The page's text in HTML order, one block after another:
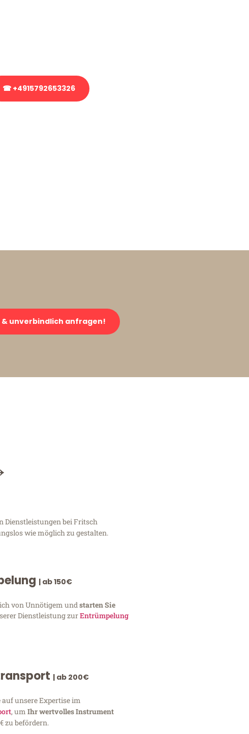
☎ +4915792653326
& unverbindlich anfragen!
Dienstleistungen bei Fritsch
wie möglich zu gestalten.
| ab 150€
von Unnötigem undstarten Sie
Dienstleistung zurEntrümpelung
| ab 200€
auf unsere Expertise im
, um Ihr wertvolles Instrument
zu befördern.